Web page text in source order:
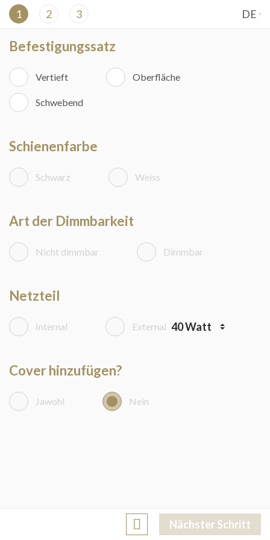
DE
Befestigungssatz
Vertieft Oberfläche
Schwebend
Schienenfarbe
Schwarz Weiss
Art der Dimmbarkeit
Nicht dimmbar Dimmbar
Netzteil
Internal External
Cover hinzufügen?
Jawohl Nein
Nächster Schritt